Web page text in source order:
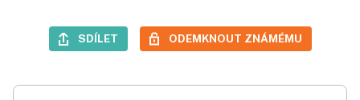
SDÍLET ODEMKNOUT ZNÁMÉMU